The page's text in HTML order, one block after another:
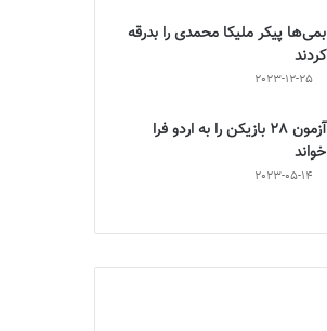
بمی‌ها پیکر ملیکا محمدی را بدرقه
کردند
2023-12-25
آزمون 28 بازیکن را به اردو فرا
خواند
2023-05-14